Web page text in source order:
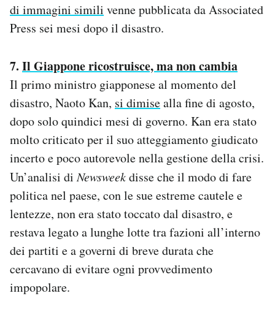
di immagini simili venne pubblicata da Associated
Press sei mesi dopo il disastro.
7. Il Giappone ricostruisce, ma non cambia
Il primo ministro giapponese al momento del
disastro, Naoto Kan, si dimisealla fine di agosto,
dopo solo quindici mesi di governo. Kan era stato
molto criticato per il suo atteggiamento giudicato
incerto e poco autorevole nella gestione della crisi.
Un’analisi diNewsweekdisse che il modo di fare
politica nel paese, con le sue estreme cautele e
lentezze, non era stato toccato dal disastro, e
restava legato a lunghe lotte tra fazioni all’interno
dei partiti e a governi di breve durata che
cercavano di evitare ogni provvedimento
impopolare.